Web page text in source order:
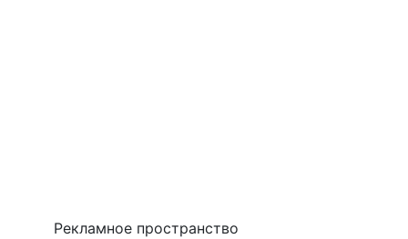
Рекламное пространство